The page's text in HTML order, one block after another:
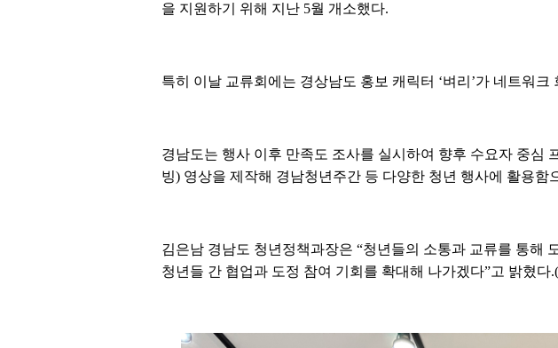
을 지원하기 위해 지난 5월 개소했다.
특히 이날 교류회에는 경상남도 홍보 캐릭터 ‘벼리’가 네트워
경남도는 행사 이후 만족도 조사를 실시하여 향후 수요자 중심
빙) 영상을 제작해 경남청년주간 등 다양한 청년 행사에 활용
김은남 경남도 청년정책과장은 “청년들의 소통과 교류를 통해
청년들 간 협업과 도정 참여 기회를 확대해 나가겠다”고 밝혔